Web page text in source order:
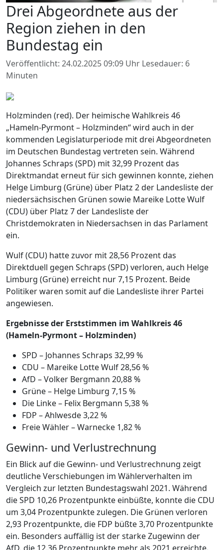
Drei Abgeordnete aus der
Region ziehen in den
Bundestag ein
Veröffentlicht: 24.02.2025 09:09 Uhr Lesedauer: 6
Minuten
Holzminden (red). Der heimische Wahlkreis 46
„Hameln-Pyrmont – Holzminden“ wird auch in der
kommenden Legislaturperiode mit drei Abgeordneten
im Deutschen Bundestag vertreten sein. Während
Johannes Schraps (SPD) mit 32,99 Prozent das
Direktmandat erneut für sich gewinnen konnte, ziehen
Helge Limburg (Grüne) über Platz 2 der Landesliste der
niedersächsischen Grünen sowie Mareike Lotte Wulf
(CDU) über Platz 7 der Landesliste der
Christdemokraten in Niedersachsen in das Parlament
ein.
Wulf (CDU) hatte zuvor mit 28,56 Prozent das
Direktduell gegen Schraps (SPD) verloren, auch Helge
Limburg (Grüne) erreicht nur 7,15 Prozent. Beide
Politiker waren somit auf die Landesliste ihrer Partei
angewiesen.
Ergebnisse der Erststimmen im Wahlkreis 46
(Hameln-Pyrmont – Holzminden)
SPD – Johannes Schraps 32,99 %
CDU – Mareike Lotte Wulf 28,56 %
AfD – Volker Bergmann 20,88 %
Grüne – Helge Limburg 7,15 %
Die Linke – Felix Bergmann 5,38 %
FDP – Ahlwesde 3,22 %
Freie Wähler – Warnecke 1,82 %
Gewinn- und Verlustrechnung
Ein Blick auf die Gewinn- und Verlustrechnung zeigt
deutliche Verschiebungen im Wählerverhalten im
Vergleich zur letzten Bundestagswahl 2021. Während
die SPD 10,26 Prozentpunkte einbüßte, konnte die CDU
um 3,04 Prozentpunkte zulegen. Die Grünen verloren
2,93 Prozentpunkte, die FDP büßte 3,70 Prozentpunkte
ein. Besonders auffällig ist der starke Zugewinn der